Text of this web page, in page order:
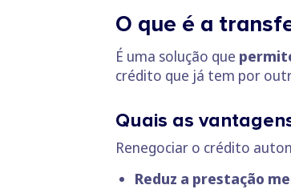
O que é a
É uma solução que
crédito que já tem por
Quais as
Renegociar o crédito
Reduz a prestação